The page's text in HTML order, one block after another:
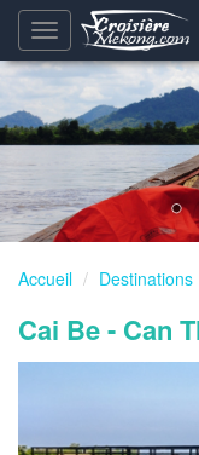
Basculement
de
la
navigation
Accueil Destinations
Cai Be - Can